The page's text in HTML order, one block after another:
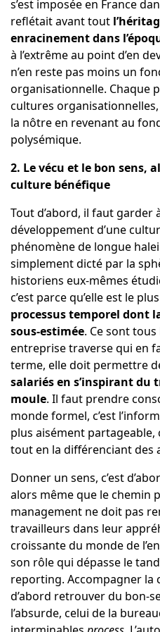
s’est imposée en France
reflétait avant tout
enracinement dans
à l’extrême au point d’en
n’en reste pas moins un
organisationnelle. Chaque
cultures
la nôtre en revenant au
polysémique.
2. Le vécu et le bon sens,
culture bénéfique
Tout d’abord, il faut garder
développement d’une
phénomène de longue
simplement dicté par la
historiens eux-mêmes
c’est parce qu’elle est le
processus temporel dont
sous-estimée. Ce sont tous
entreprise traverse qui en
terme, elle doit permettre
salariés en s’inspirant
moule. Il faut prendre
monde formel, c’est
plus aisément partageable,
tout en la différenciant des
Donner un sens, c’est
alors même que le chemin
management ne doit pas
travailleurs dans leur
croissante du monde de
son rôle qui dépasse le
reporting. Accompagner la
d’abord retrouver du bon-
l’absurde, celui de la